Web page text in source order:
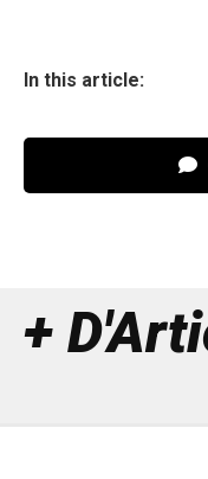
In this article:
+